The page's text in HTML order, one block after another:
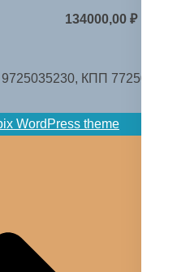
134000,00 ₽
КПП 772501001.
WordPress theme